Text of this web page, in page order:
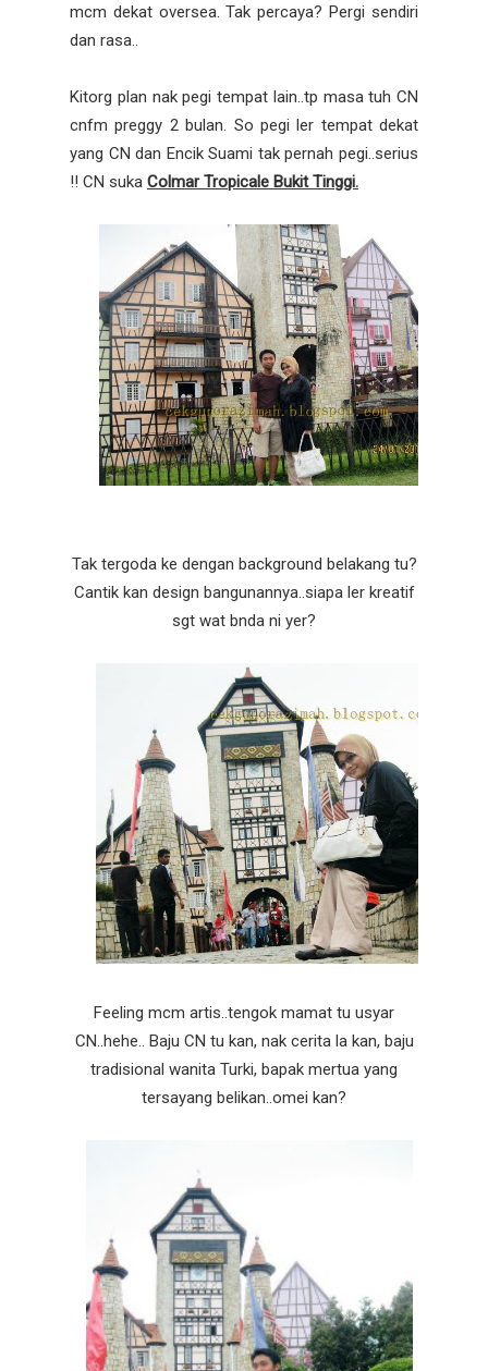
mcm dekat oversea. Tak percaya? Pergi sendiri
dan rasa..
Kitorg plan nak pegi tempat lain..tp masa tuh CN
cnfm preggy 2 bulan. So pegi ler tempat dekat
yang CN dan Encik Suami tak pernah pegi..serius
!! CN suka Colmar Tropicale Bukit Tinggi.
Tak tergoda ke dengan background belakang tu?
Cantik kan design bangunannya..siapa ler kreatif
sgt wat bnda ni yer?
Feeling mcm artis..tengok mamat tu usyar
CN..hehe.. Baju CN tu kan, nak cerita la kan, baju
tradisional wanita Turki, bapak mertua yang
tersayang belikan..omei kan?